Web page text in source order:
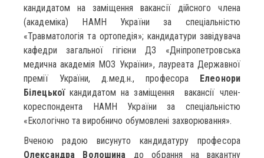
кандидатом на заміщення вакансії дійсного члена
(академіка) НАМН України за спеціальністю
«Травматологія та ортопедія»; кандидатури завідувача
кафедри загальної гігієни ДЗ «Дніпропетровська
медична академія МОЗ України», лауреата Державної
премії України, д.мед.н., професора Елеонори
Білецькоїкандидатом на заміщення вакансії член-
кореспондента НАМН України за спеціальністю
«Екологічно та виробничо обумовлені захворювання».
Вченою радою висунуто кандидатуру професора
Олександра Волошина до обрання на вакантну